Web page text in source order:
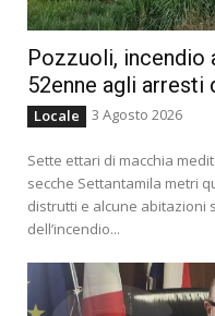
Pozzuoli, incendio
52enne agli arresti
Locale 3 Agosto 2026
Sette ettari di macchia
secche Settantamila metri
distrutti e alcune abitazioni
dell’incendio...